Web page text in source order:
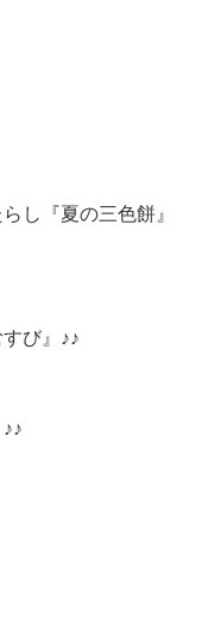
し『夏の三色餅』
び』♪♪